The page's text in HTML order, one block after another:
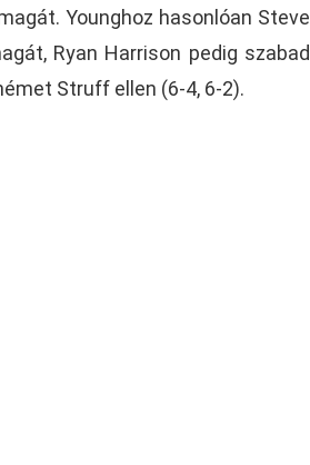
Younghoz hasonlóan Steve
Ryan Harrison pedig szabad
Struff ellen (6-4, 6-2).